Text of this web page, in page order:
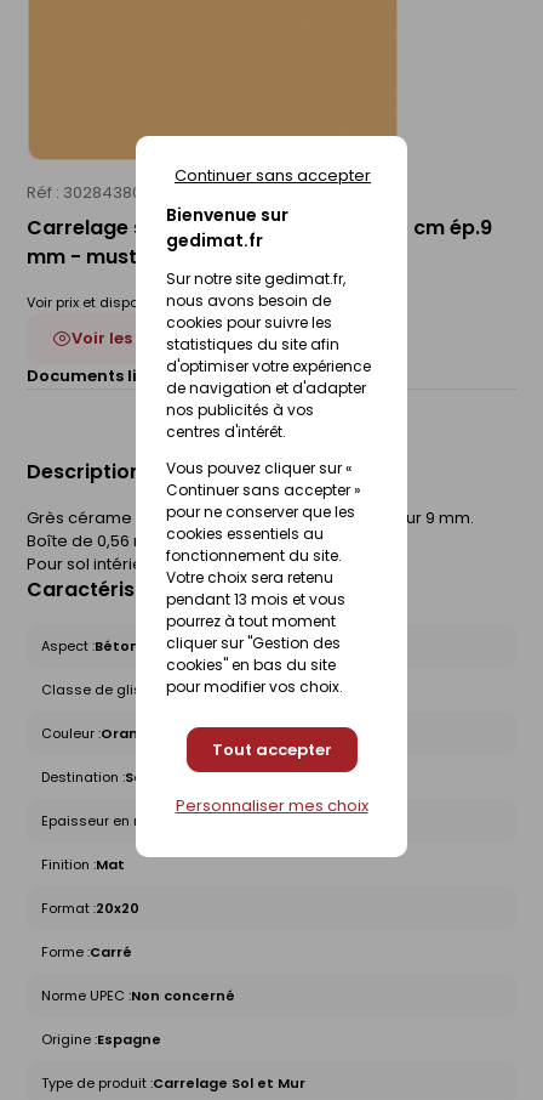
Bienvenue sur
gedimat.fr
Sur notre site gedimat.fr,
nous avons besoin de
cookies pour suivre les
statistiques du site afin
d'optimiser votre expérience
de navigation et d'adapter
nos publicités à vos
centres d'intérêt.
Vous pouvez cliquer sur «
Continuer sans accepter »
pour ne conserver que les
cookies essentiels au
fonctionnement du site.
Votre choix sera retenu
pendant 13 mois et vous
pourrez à tout moment
cliquer sur "Gestion des
cookies" en bas du site
pour modifier vos choix.
Tout accepter
Continuer sans accepter
Personnaliser mes choix
Réf : 30284380
Carrelage sol intérieur DORIA - 20 x 20 cm ép.9
mm - mustard
Voir prix et disponibilité en magasin
Voir les 9 déclinaisons
Documents liés :
Fiche technique
Description du produit
Grès cérame émaillé mat. l.20 x L.20 cm. Epaisseur 9 mm.
Boîte de 0,56 m².
Pour sol intérieur.
Caractéristiques du produit
Aspect :Béton
Classe de glissance (R) :R9
Couleur :Orange - Rouge
Destination :Sol intérieur, Mur
Epaisseur en mm :
Finition :Mat
Format :20x20
Forme :Carré
Norme UPEC :Non concerné
Origine :Espagne
Type de produit :Carrelage Sol et Mur